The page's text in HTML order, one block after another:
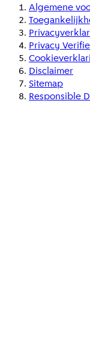
Algemene
Privacy
Disclaimer
Sitemap
Responsible